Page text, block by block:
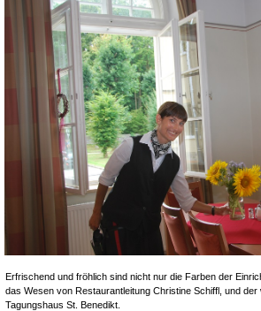
Erfrischend und fröhlich sind nicht nur die Farben der
das Wesen von Restaurantleitung Christine Schiffl, und der
Tagungshaus St.